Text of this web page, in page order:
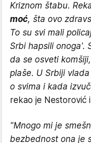
Kriznom štabu.
moć, šta ovo
To su svi mali
Srbi hapsili onoga'.
da se osveti
plaše. U Srbiji
o svima i kada
rekao je Nestorović
"Mnogo mi je
bezbednost ona je